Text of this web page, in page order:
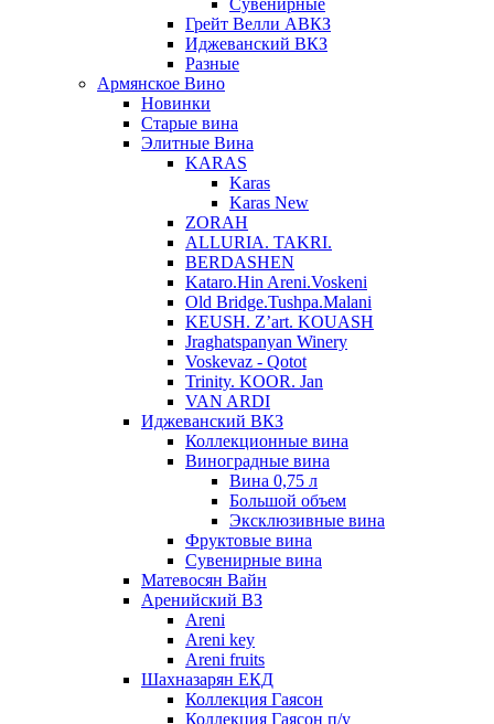
Сувенирные
Грейт Велли АВКЗ
Иджеванский ВКЗ
Разные
Армянское Вино
Новинки
Старые вина
Элитные Вина
KARAS
Karas
Karas New
ZORAH
ALLURIA. TAKRI.
BERDASHEN
Kataro.Hin Areni.Voskeni
Old Bridge.Tushpa.Malani
KEUSH. Z’art. KOUASH
Jraghatspanyan Winery
Voskevaz - Qotot
Trinity. KOOR. Jan
VAN ARDI
Иджеванский ВКЗ
Коллекционные вина
Виноградные вина
Вина 0,75 л
Большой объем
Эксклюзивные вина
Фруктовые вина
Cувенирные вина
Матевосян Вайн
Аренийский ВЗ
Areni
Areni key
Areni fruits
Шахназарян ЕКД
Коллекция Гаясон
Коллекция Гаясон п/у